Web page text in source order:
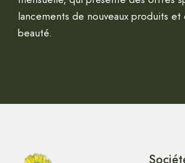
lancements de nouveaux produits et
beauté.